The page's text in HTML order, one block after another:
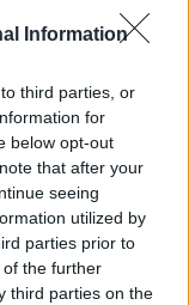
Information
third parties, or
for
below opt-out
that after your
seeing
utilized by
parties prior to
the further
third parties on the
Guardian